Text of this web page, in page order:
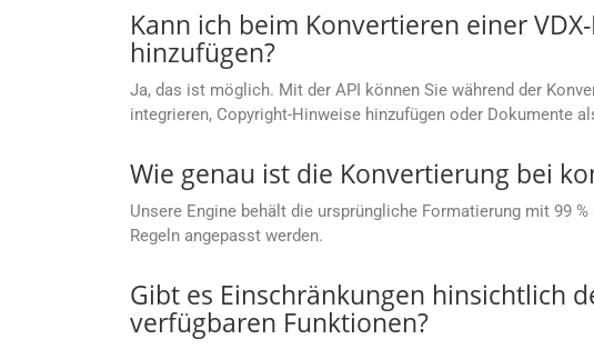
Kann ich beim Konvertieren einer
hinzufügen?
Ja, das ist möglich. Mit der API können Sie während der
integrieren, Copyright-Hinweise hinzufügen oder Dokumente
Wie genau ist die Konvertierung bei
Unsere Engine behält die ursprüngliche Formatierung mit 99
Regeln angepasst werden.
Gibt es Einschränkungen hinsichtlich
verfügbaren Funktionen?